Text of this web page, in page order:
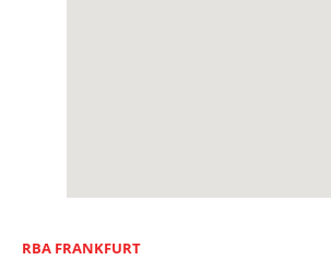
RBA FRANKFURT